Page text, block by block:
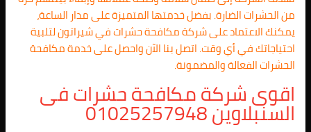
من الحشرات الضارة. بفضل خدمتها المتميزة على مدار الساعة،
يمكنك الاعتماد على شركة مكافحة حشرات في شيراتون لتلبية
احتياجاتك في أي وقت. اتصل بنا الآن واحصل على خدمة مكافحة
الحشرات الفعالة والمضمونة.
اقوى شركة مكافحة حشرات فى
السنبلاوين01025257948